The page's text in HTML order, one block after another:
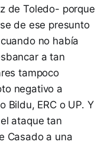
de Toledo- porque
de ese presunto
no había
a tan
tampoco
negativo a
Bildu, ERC o UP. Y
ataque tan
Casado a una